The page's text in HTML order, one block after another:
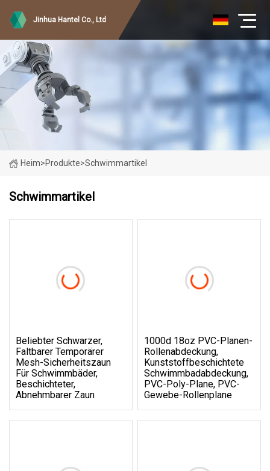
Jinhua Hantel Co., Ltd
Heim>Produkte>Schwimmartikel
Schwimmartikel
Beliebter Schwarzer,
Faltbarer Temporärer
Mesh-Sicherheitszaun
Für Schwimmbäder,
Beschichteter,
Abnehmbarer Zaun
1000d 18oz PVC-Planen-
Rollenabdeckung,
Kunststoffbeschichtete
Schwimmbadabdeckung,
PVC-Poly-Plane, PVC-
Gewebe-Rollenplane